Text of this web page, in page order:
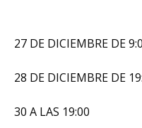
27 DE DICIEMBRE DE
28 DE DICIEMBRE DE
30 A LAS 19:00